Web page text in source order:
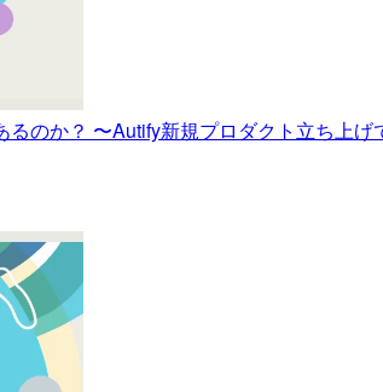
のか？ 〜Autify新規プロダクト立ち上